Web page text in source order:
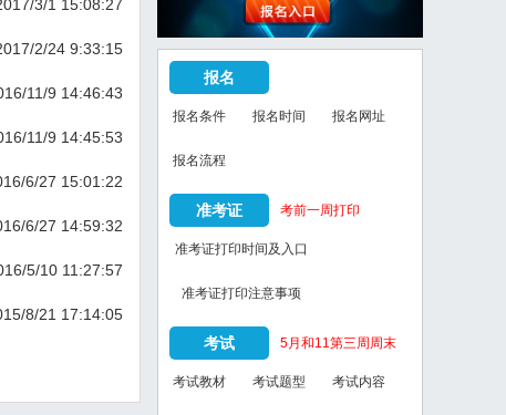
3/1 15:08:27
2/24 9:33:15
11/9 14:46:43
11/9 14:45:53
6/27 15:01:22
6/27 14:59:32
5/10 11:27:57
8/21 17:14:05
报名
报名条件 报名时间 报名网址
报名流程
准考证 考前一周打印
准考证打印时间及入口
准考证打印注意事项
考试 5月和11第三周周末
考试教材 考试题型 考试内容